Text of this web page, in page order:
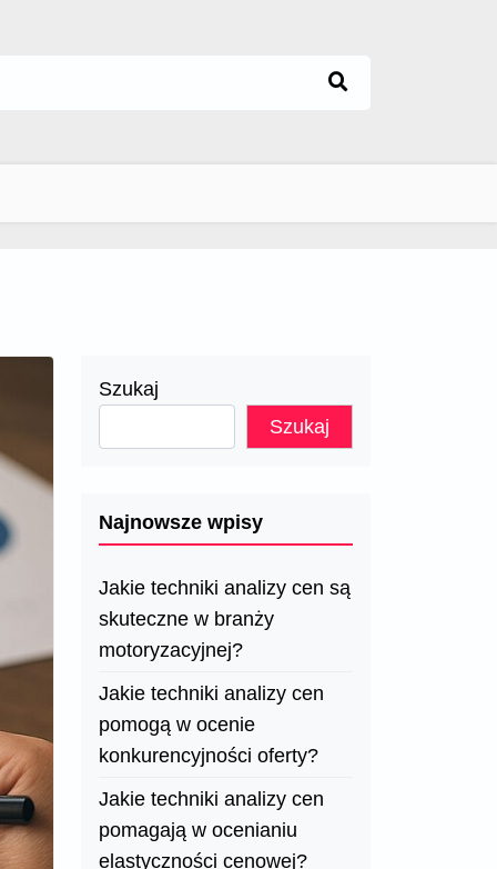
Szukaj
Szukaj
Najnowsze wpisy
Jakie techniki analizy cen są
skuteczne w branży
motoryzacyjnej?
Jakie techniki analizy cen
pomogą w ocenie
konkurencyjności oferty?
Jakie techniki analizy cen
pomagają w ocenianiu
elastyczności cenowej?